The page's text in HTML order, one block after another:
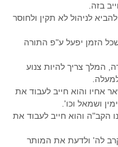
בזה.
לניהול לא תקין ולחוסר
הזמן יפעל ע"פ התורה
המלך צריך להיות צנוע
אחיו והוא חייב לעבוד את
ושמאל וכו'.
הקב"ה והוא חייב לעבוד את
לה' ולדעת את המותר